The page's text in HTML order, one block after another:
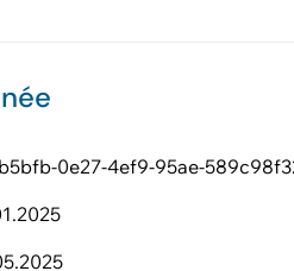
0e27-4ef9-95ae-